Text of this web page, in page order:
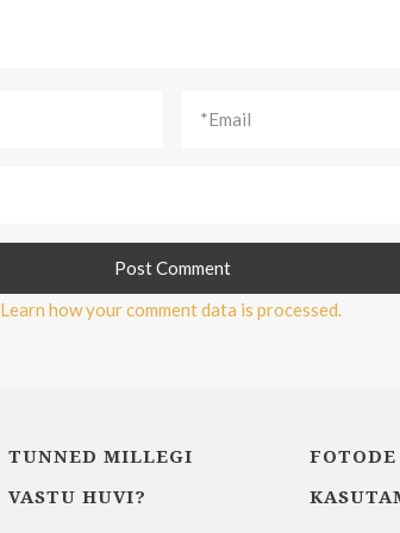
Learn how your comment data is processed.
TUNNED MILLEGI
VASTU HUVI?
FOTODE